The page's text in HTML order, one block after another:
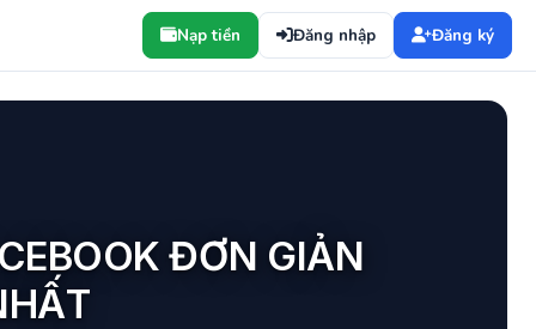
Nạp tiền Đăng nhập Đăng ký
ĐƠN GIẢN